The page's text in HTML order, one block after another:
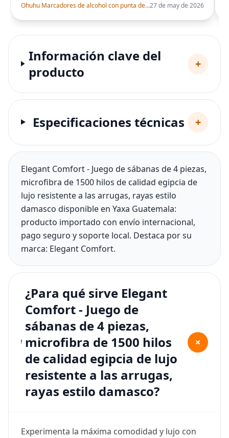
Ohuhu Marcadores de alcohol con punta de pincel – Juego de marcadores artísticos de doble punta con certificación AP para artistas adultos27 de may de 2026
Información clave del
producto
+
Especificaciones técnicas +
Elegant Comfort - Juego de sábanas de 4 piezas,
microfibra de 1500 hilos de calidad egipcia de
lujo resistente a las arrugas, rayas estilo
damasco disponible en Yaxa Guatemala:
producto importado con envío internacional,
pago seguro y soporte local. Destaca por su
marca: Elegant Comfort.
¿Para qué sirve Elegant
Comfort - Juego de
sábanas de 4 piezas,
microfibra de 1500 hilos
de calidad egipcia de lujo
resistente a las arrugas,
rayas estilo damasco?
+
Experimenta la máxima comodidad y lujo con